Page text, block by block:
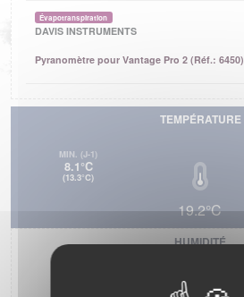
Évapotranspiration
DAVIS INSTRUMENTS
Pyranomètre pour Vantage Pro 2 (Réf.: 6450)
TEMPÉRATURE
MIN.(J-1)
8.1°C
(13.3°C)
19.2°C
HUMIDITÉ